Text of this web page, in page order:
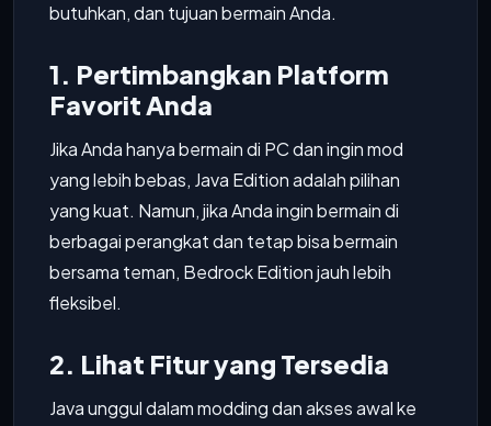
butuhkan, dan tujuan bermain Anda.
1. Pertimbangkan Platform
Favorit Anda
Jika Anda hanya bermain di PC dan ingin mod
yang lebih bebas, Java Edition adalah pilihan
yang kuat. Namun, jika Anda ingin bermain di
berbagai perangkat dan tetap bisa bermain
bersama teman, Bedrock Edition jauh lebih
fleksibel.
2. Lihat Fitur yang Tersedia
Java unggul dalam modding dan akses awal ke